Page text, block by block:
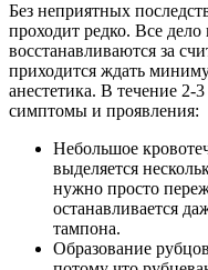
Без неприятных
проходит редко. Все дело
восстанавливаются за
приходится ждать
анестетика. В течение
симптомы и проявления:
Небольшое
выделяется
нужно просто
останавливается
тампона.
Образование